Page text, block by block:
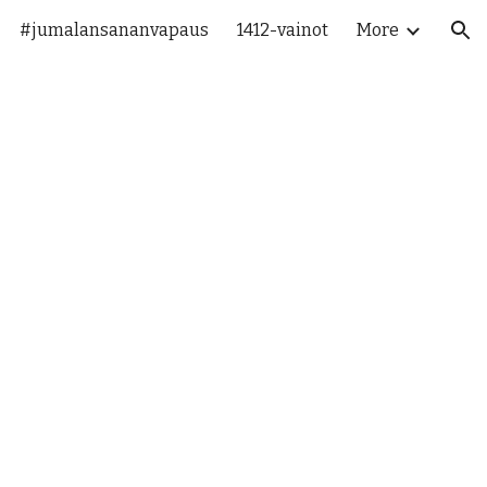
#jumalansananvapaus 1412-vainot More